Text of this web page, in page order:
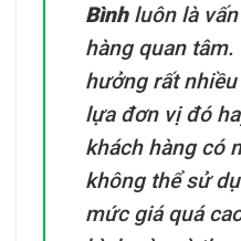
Bìnhluôn là
hàng quan tâm.
hưởng rất
lựa đơn vị đó
khách hàng có
không thể sử
mức giá quá